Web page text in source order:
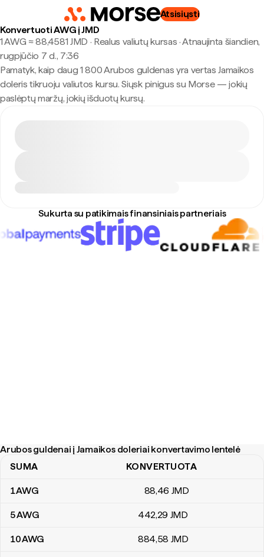
Atsisiųsti
Konvertuoti AWG į JMD
1 AWG ≈ 88,4581 JMD · Realus valiutų kursas ·Atnaujinta šiandien,
rugpjūčio 7 d., 7:36
Pamatyk, kaip daug 1 800 Arubos guldenas yra vertas Jamaikos
doleris tikruoju valiutos kursu. Siųsk pinigus su Morse — jokių
paslėptų maržų, jokių išduotų kursų.
Sukurta su patikimais finansiniais partneriais
Arubos guldenai į Jamaikos doleriai konvertavimo lentelė
Arubos guldenai į Jamaikos doleriai konvertavimo lentelė
SUMA KONVERTUOTA
1AWG 88,46 JMD
5AWG 442,29 JMD
10AWG 884,58 JMD